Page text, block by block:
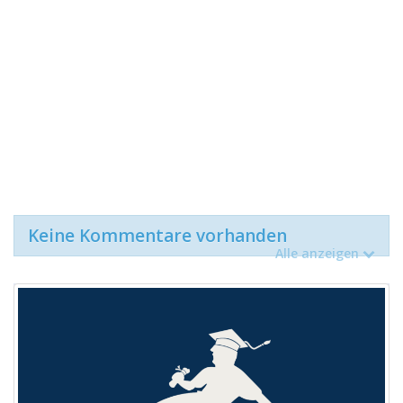
Keine Kommentare vorhanden
Alle anzeigen